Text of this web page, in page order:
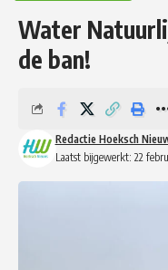
Water
de ban!
Laatst bijgewerkt: 22
Redactie Hoeksch